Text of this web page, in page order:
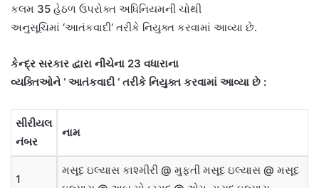
કલમ 35 હેઠળ ઉપરોક્ત અધિનિયમની ચોથી
અનુસૂચિમાં ‘આતંકવાદી‘ તરીકે નિયુક્ત કરવામાં આવ્યા છે.
કેન્દ્ર સરકાર દ્વારા નીચેના 23 વધારાના
વ્યક્તિઓને‘ આતંકવાદી‘ તરીકે નિયુક્ત કરવામાં આવ્યા છે :
સીરીયલ
નંબર
નામ
1
મસૂદ ઇલ્યાસ કાશ્મીરી @ મુફ્તી મસૂદ ઇલ્યાસ @ મસૂદ